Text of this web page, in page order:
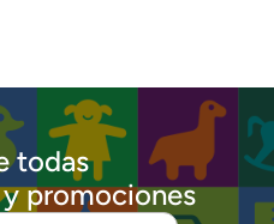
todas
promociones